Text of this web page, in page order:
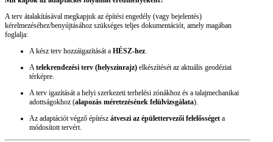
A terv átalakításával megkapjuk az építési engedély (vagy bejelentés)
kérelmezéséhez/benyújtásához szükséges teljes dokumentációt, amely magában
foglalja:
A kész terv hozzáigazítását a HÉSZ-hez.
Atelekrendezési terv (helyszínrajz) elkészítését az aktuális geodéziai
térképre.
A terv igazítását a helyi szerkezeti terhelési zónákhoz és a talajmechanikai
adottságokhoz (alapozás méretezésének felülvizsgálata).
Az adaptációt végző építész átveszi az épülettervezői felelősséget a
módosított tervért.